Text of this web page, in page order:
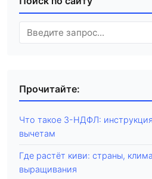
Прочитайте:
Что такое 3-НДФЛ:
вычетам
Где растёт киви: страны,
выращивания